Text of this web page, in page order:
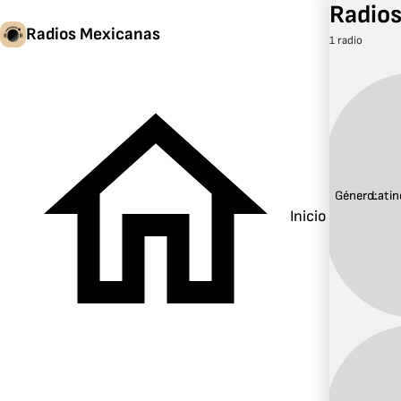
Radios Mexicanas
Inicio
1 radio
Género: